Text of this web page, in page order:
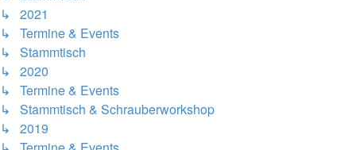
↳ 2021
↳ Termine & Events
↳ Stammtisch
↳ 2020
↳ Termine & Events
↳ Stammtisch & Schrauberworkshop
↳ 2019